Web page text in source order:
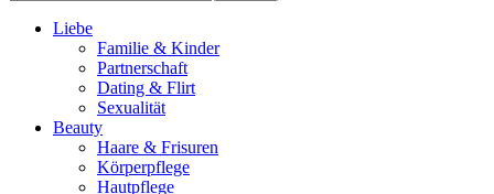
Liebe
Familie & Kinder
Partnerschaft
Dating & Flirt
Sexualität
Beauty
Haare & Frisuren
Körperpflege
Hautpflege